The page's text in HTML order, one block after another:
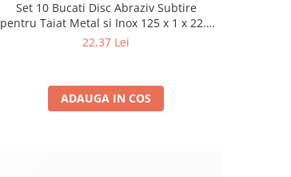
Set 10 Bucati Disc Abraziv Subtire
pentru Taiat Metal si Inox 125 x 1 x 22.2
mm, Profil Plat Heavy-Duty (Model
22,37 Lei
ADAUGA IN COS